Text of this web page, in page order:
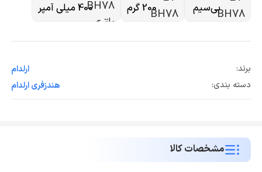
بی‌سیم 200 گرم 400 میلی آمپر
برند:
ارلدام
دسته بندی:
هندزفری ارلدام
مشخصات کالا